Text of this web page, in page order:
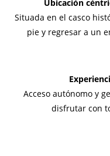
Ubicación
Situada en el casco
pie y regresar a un
Acceso autónomo y
disfrutar con